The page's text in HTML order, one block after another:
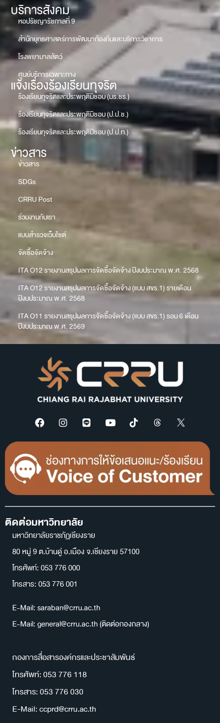
บริการสังคม
หอปรัชญารัชกาลที่ 9
สำนักยุทธศาสตร์การพัฒนาท้องถิ่นและบริการวิชาการ
โรงพยาบาลสัตว์
ศูนย์บริการเฉพาะทาง
แจ้งเรื่องร้องเรียนทุจริต
ร้องเรียนทุจริตและประพฤติมิชอบ (มร.ชร.)
ร้องเรียนทุจริตและประพฤติมิชอบ (ป.ป.ช.)
ร้องเรียนทุจริตและประพฤติมิชอบ (ป.ป.ท.)
ข่าวสาร
ข่าวสาร
SDGs
CRRU Post
ร่วมงานกับเรา
แบบสำรวจเว็บไซต์
จัดซื้อจัดจ้าง
ITA O12 รายงานสรุปผลการจัดซื้อจัดจ้าง ปีงบประมาณ พ.ศ. 2568
ITA O12 รายงานสรุปผลการจัดซื้อจัดจ้าง (แบบ สขร.1) รายเดือน
ปีงบประมาณ พ.ศ. 2568
ITA O11 รายงานสรุปผลการจัดซื้อจัดจ้าง (แบบ สขร.1) รอบ 6 เดือน
ปีงบประมาณ พ.ศ. 2569
ติดต่อมหาวิทยาลัย
มหาวิทยาลัยราชภัฏเชียงราย
80 หมู่ 9 ต.บ้านดู่ อ.เมือง จ.เชียงราย 57100
โทรศัพท์: 053 776 000
โทรสาร: 053 776 001
E-Mail: saraban@crru.ac.th
E-Mail: general@crru.ac.th (ติดต่อกองกลาง)
กองการสื่อสารองค์กรและประชาสัมพันธ์
โทรศัพท์: 053 776 118
โทรสาร: 053 776 030
E-Mail: ccprd@crru.ac.th